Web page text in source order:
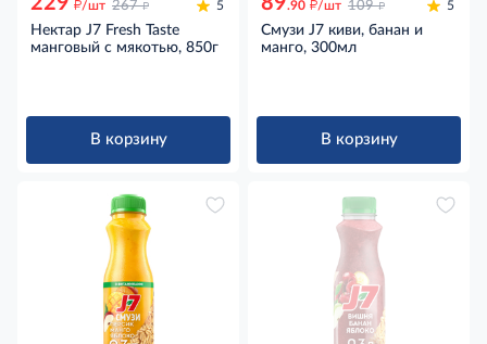
/шт 267 д 5
Нектар J7 Fresh Taste
манговый с мякотью, 850г
В корзину
.90 /шт 109 д 5
Смузи J7 киви, банан и
манго, 300мл
В корзину